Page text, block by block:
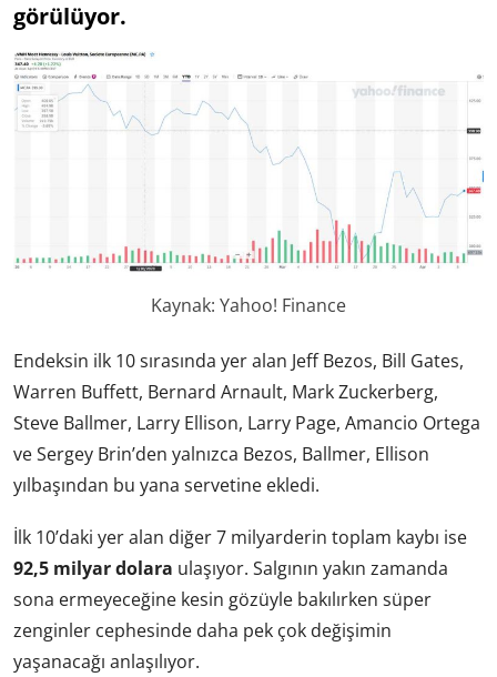
görülüyor.
Kaynak: Yahoo! Finance
Endeksin ilk 10 sırasında yer alan Jeff Bezos, Bill Gates,
Warren Buffett, Bernard Arnault, Mark Zuckerberg,
Steve Ballmer, Larry Ellison, Larry Page, Amancio Ortega
ve Sergey Brin’den yalnızca Bezos, Ballmer, Ellison
yılbaşından bu yana servetine ekledi.
İlk 10’daki yer alan diğer 7 milyarderin toplam kaybı ise
92,5 milyar dolara ulaşıyor. Salgının yakın zamanda
sona ermeyeceğine kesin gözüyle bakılırken süper
zenginler cephesinde daha pek çok değişimin
yaşanacağı anlaşılıyor.